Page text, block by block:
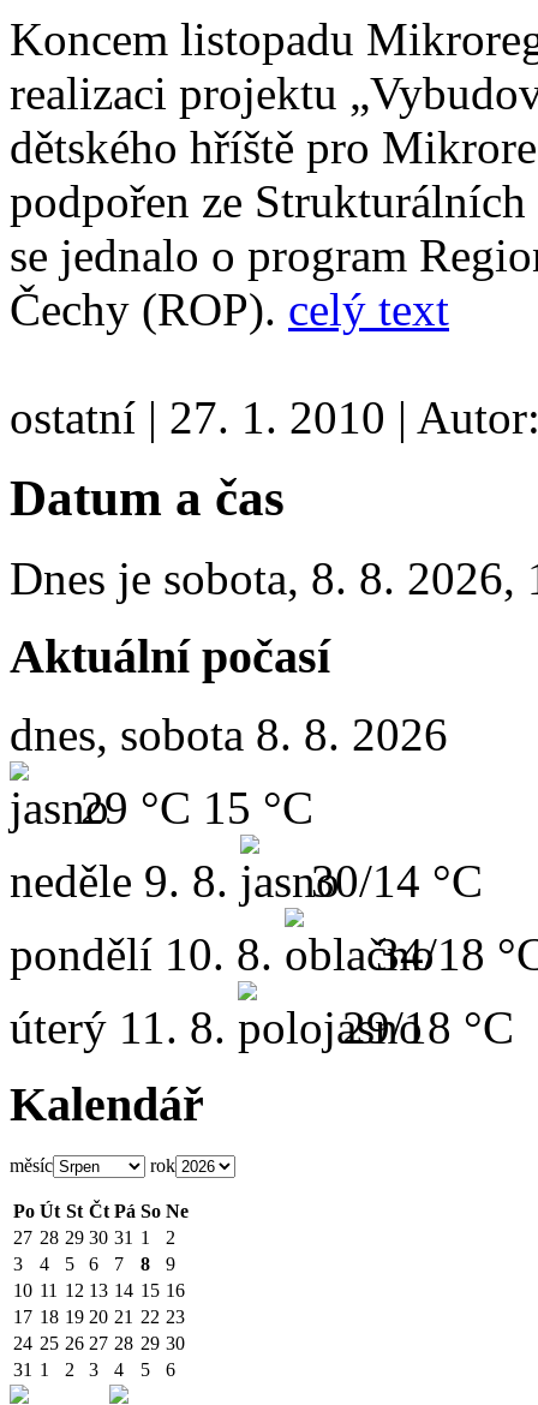
Koncem listopadu
realizaci projektu
dětského hříště pro
podpořen ze
se jednalo o program
Čechy (ROP). celý text
ostatní | 27. 1. 2010 |
Datum a čas
Dnes je sobota, 8. 8. 2026,
Aktuální počasí
dnes, sobota 8. 8. 2026
29 °C 15 °C
neděle 9. 8.
30/14 °C
pondělí 10. 8.
34/18
úterý 11. 8. 29/18 °C
Kalendář
měsíc rok
Po Út St Čt Pá So Ne
27 28 29 30 31 1
2
3
4 5 6 7 8
9
10 11 12 13 14 15 16
17 18 19 20 21 22 23
24 25 26 27 28 29 30
31 1 2 3 4 5 6